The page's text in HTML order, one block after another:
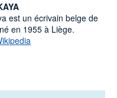
est un écrivain belge de
en 1955 à Liège.